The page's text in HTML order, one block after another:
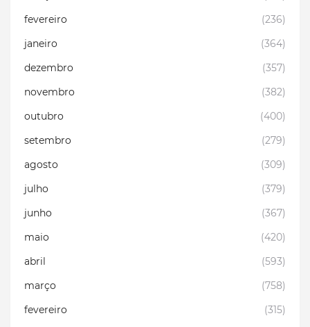
fevereiro
(236)
janeiro
(364)
dezembro
(357)
novembro
(382)
outubro
(400)
setembro
(279)
agosto
(309)
julho
(379)
junho
(367)
maio
(420)
abril
(593)
março
(758)
fevereiro
(315)